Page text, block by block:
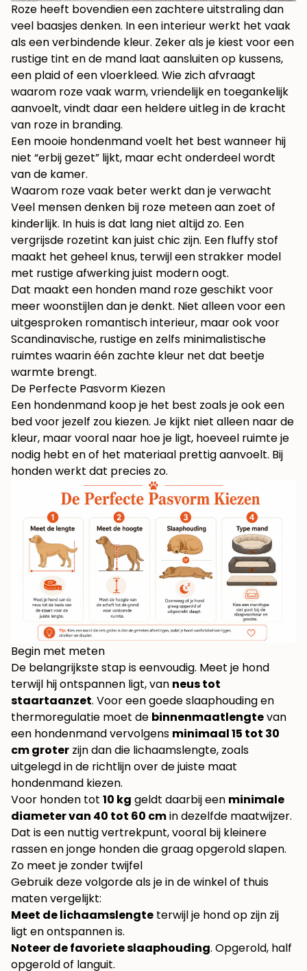
Roze heeft bovendien een zachtere uitstraling dan
veel baasjes denken. In een interieur werkt het vaak
als een verbindende kleur. Zeker als je kiest voor een
rustige tint en de mand laat aansluiten op kussens,
een plaid of een vloerkleed. Wie zich afvraagt
waarom roze vaak warm, vriendelijk en toegankelijk
aanvoelt, vindt daar een heldere uitleg in de kracht
van roze in branding.
Een mooie hondenmand voelt het best wanneer hij
niet “erbij gezet” lijkt, maar echt onderdeel wordt
van de kamer.
Waarom roze vaak beter werkt dan je verwacht
Veel mensen denken bij roze meteen aan zoet of
kinderlijk. In huis is dat lang niet altijd zo. Een
vergrijsde rozetint kan juist chic zijn. Een fluffy stof
maakt het geheel knus, terwijl een strakker model
met rustige afwerking juist modern oogt.
Dat maakt een honden mand roze geschikt voor
meer woonstijlen dan je denkt. Niet alleen voor een
uitgesproken romantisch interieur, maar ook voor
Scandinavische, rustige en zelfs minimalistische
ruimtes waarin één zachte kleur net dat beetje
warmte brengt.
De Perfecte Pasvorm Kiezen
Een hondenmand koop je het best zoals je ook een
bed voor jezelf zou kiezen. Je kijkt niet alleen naar de
kleur, maar vooral naar hoe je ligt, hoeveel ruimte je
nodig hebt en of het materiaal prettig aanvoelt. Bij
honden werkt dat precies zo.
Begin met meten
De belangrijkste stap is eenvoudig. Meet je hond
terwijl hij ontspannen ligt, van neus tot
staartaanzet. Voor een goede slaaphouding en
thermoregulatie moet de binnenmaatlengtevan
een hondenmand vervolgens minimaal 15 tot 30
cm groter zijn dan die lichaamslengte, zoals
uitgelegd in de richtlijn overde juiste maat
hondenmand kiezen.
Voor honden tot 10 kg geldt daarbij een minimale
diameter van 40 tot 60 cmin dezelfde maatwijzer.
Dat is een nuttig vertrekpunt, vooral bij kleinere
rassen en jonge honden die graag opgerold slapen.
Zo meet je zonder twijfel
Gebruik deze volgorde als je in de winkel of thuis
maten vergelijkt:
Meet de lichaamslengte terwijl je hond op zijn zij
ligt en ontspannen is.
Noteer de favoriete slaaphouding. Opgerold, half
opgerold of languit.